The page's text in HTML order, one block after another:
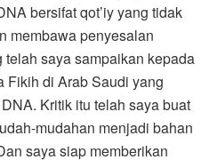
bersifat qot’iy yang tidak
membawa penyesalan
saya sampaikan kepada
Fikih di Arab Saudi yang
Kritik itu telah saya buat
mudahan menjadi bahan
saya siap memberikan